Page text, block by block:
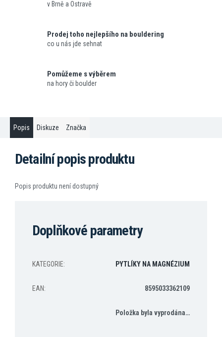
v Brně a Ostravě
Prodej toho nejlepšího na bouldering
co u nás jde sehnat
Pomůžeme s výběrem
na hory či boulder
Popis Diskuze Značka
Detailní popis produktu
Popis produktu není dostupný
Doplňkové parametry
KATEGORIE: PYTLÍKY NA MAGNÉZIUM
EAN: 8595033362109
Položka byla vyprodána…